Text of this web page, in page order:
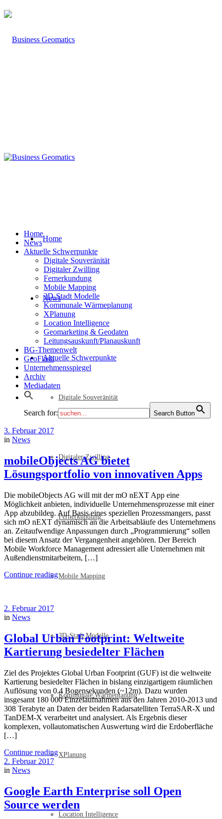
Home
News
Aktuelle Schwerpunkte
Digitale Souveränität
Digitaler Zwilling
Fernerkundung
Mobile Mapping
3D-Stadt Modelle
Kommunale Wärmeplanung
XPlanung
Location Intelligence
Home
News
Aktuelle Schwerpunkte
Digitale Souveränität
Digitaler Zwilling
Fernerkundung
Mobile Mapping
3D-Stadt Modelle
Kommunale Wärmeplanung
XPlanung
Location Intelligence
Geomarketing & Geodaten
Leitungsauskunft/Planauskunft
BG-Themenwelt
GeoFlash
Unternehmensspiegel
Archiv
Mediadaten
Search for: Search Button
3. Februar 2017
in News
mobileObjects AG bietet
Lösungsportfolio von innovativen Apps
Die mobileObjects AG will mit der mO nEXT App eine
Möglichkeit anbieten, individuelle Unternehmensprozesse mit einer
App abzubilden. Auf Basis eines speziellen Prozessmangers, passt
sich mO nEXT dynamisch an die Arbeitsabläufe des Unternehmens
an. Zeitaufwendige Anpassungen durch „Programmierung“ sollen
bei diesem Ansatz der Vergangenheit angehören. Der Bereich
Mobile Workforce Management adressiert alle Unternehmen mit
Außendienstmitarbeitern, […]
Continue reading
2. Februar 2017
in News
Global Urban Footprint: Weltweite
Kartierung besiedelter Flächen
Ziel des Projektes Global Urban Footprint (GUF) ist die weltweite
Kartierung besiedelter Flächen in bislang einzigartigem räumlichen
Auflösung von 0.4 Bogensekunden (~12m). Dazu wurden
insgesamt 180 000 Einzelaufnahmen aus den Jahren 2010-2013 und
308 Terabyte an Daten der beiden Radarsatelliten TerraSAR-X und
TanDEM-X verarbeitet und analysiert. Als Ergebnis dieser
komplexen, vollautomatischen Auswertung wird die Erdoberfläche
[…]
Continue reading
2. Februar 2017
in News
Google Earth Enterprise soll Open
Source werden